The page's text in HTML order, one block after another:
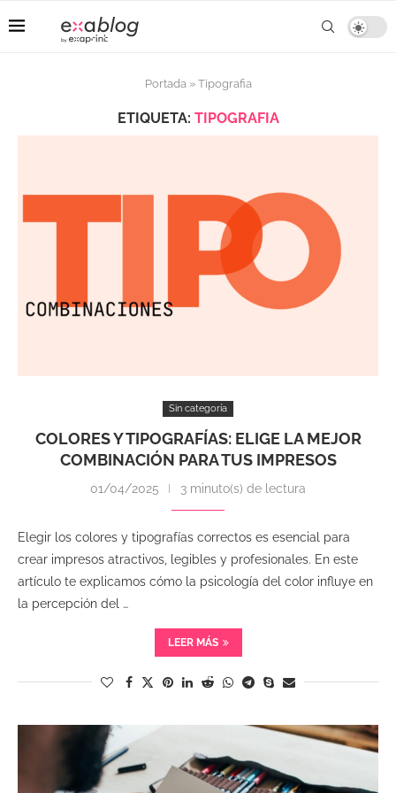
Portada» Tipografia
ETIQUETA: TIPOGRAFIA
Sin categoría
COLORES Y TIPOGRAFÍAS: ELIGE LA MEJOR
COMBINACIÓN PARA TUS IMPRESOS
01/04/2025 3 minuto(s) de lectura
Elegir los colores y tipografías correctos es esencial para
crear impresos atractivos, legibles y profesionales. En este
artículo te explicamos cómo la psicología del color influye en
la percepción del …
LEER MÁS